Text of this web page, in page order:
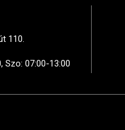
110.
Szo: 07:00-13:00